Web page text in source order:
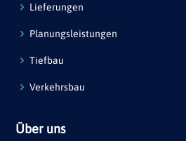
Lieferungen
Planungsleistungen
Tiefbau
Verkehrsbau
Über uns